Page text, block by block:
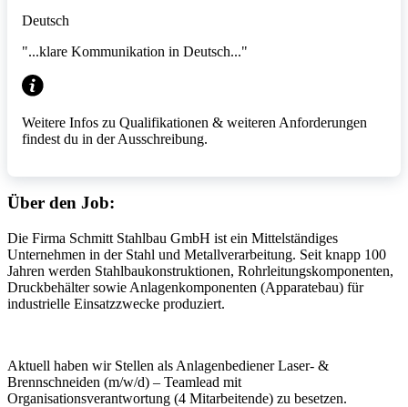
Deutsch
"...klare Kommunikation in Deutsch..."
Weitere Infos zu Qualifikationen & weiteren Anforderungen
findest du in der Ausschreibung.
Über den Job:
Die Firma Schmitt Stahlbau GmbH ist ein Mittelständiges
Unternehmen in der Stahl und Metallverarbeitung. Seit knapp 100
Jahren werden Stahlbaukonstruktionen, Rohrleitungskomponenten,
Druckbehälter sowie Anlagenkomponenten (Apparatebau) für
industrielle Einsatzzwecke produziert.
Aktuell haben wir Stellen als Anlagenbediener Laser- &
Brennschneiden (m/w/d) – Teamlead mit
Organisationsverantwortung (4 Mitarbeitende) zu besetzen.